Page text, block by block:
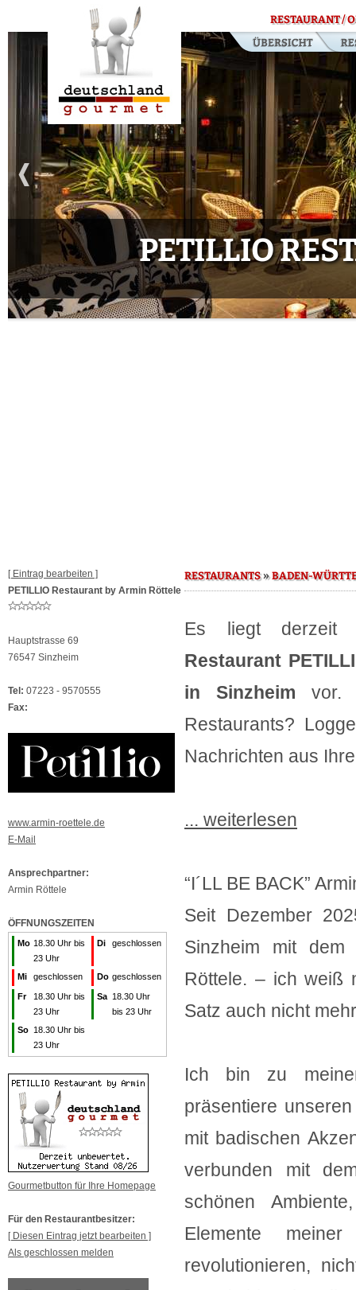
RESTAURANT /
PETILLIO
[ Eintrag bearbeiten ]
PETILLIO Restaurant by Armin Röttele
Hauptstrasse 69
76547 Sinzheim
Tel: 07223 - 9570555
Fax:
www.armin-roettele.de
E-Mail
Ansprechpartner:
Armin Röttele
ÖFFNUNGSZEITEN
Mo 18.30 Uhr bis
23 Uhr
Di geschlossen
Mi geschlossen Do geschlossen
Fr
18.30 Uhr bis
23 Uhr
Sa 18.30 Uhr
bis 23 Uhr
So 18.30 Uhr bis
23 Uhr
Gourmetbutton für Ihre Homepage
Für den Restaurantbesitzer:
[ Diesen Eintrag jetzt bearbeiten ]
Als geschlossen melden
RESTAURANTS»BADEN-
Es liegt derzeit
Restaurant
in Sinzheim vor.
Restaurants?
Nachrichten aus
... weiterlesen
“I´LL BE BACK”
Seit Dezember
Sinzheim mit dem
Röttele. – ich weiß
Satz auch nicht
Ich bin zu
präsentiere
mit badischen
verbunden mit
schönen
Elemente
revolutionieren,